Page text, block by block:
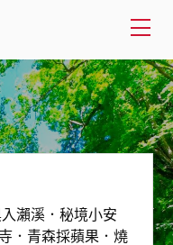
瀨溪．秘境小安
．青森採蘋果．燒